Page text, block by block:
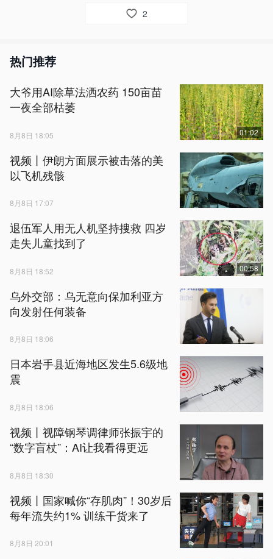
2
热门推荐
大爷用AI除草法洒农药 150亩苗
一夜全部枯萎
8月8日 18:05 01:02
视频丨伊朗方面展示被击落的美
以飞机残骸
8月8日 17:07
退伍军人用无人机坚持搜救 四岁
走失儿童找到了
8月8日 18:52 00:58
乌外交部：乌无意向保加利亚方
向发射任何装备
8月8日 18:06
日本岩手县近海地区发生5.6级地
震
8月8日 18:06
视频丨视障钢琴调律师张振宇的
“数字盲杖”：AI让我看得更远
8月8日 18:30
视频丨国家喊你“存肌肉”！30岁后
每年流失约1% 训练干货来了
8月8日 20:01